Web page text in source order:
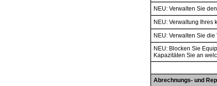
NEU: Verwalten Sie
NEU: Verwaltung Ihres
NEU: Verwalten Sie
NEU: Blocken Sie
Kapazitäten Sie an
Abrechnungs- und